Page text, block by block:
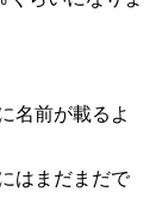
名前が載るよ
はまだまだで